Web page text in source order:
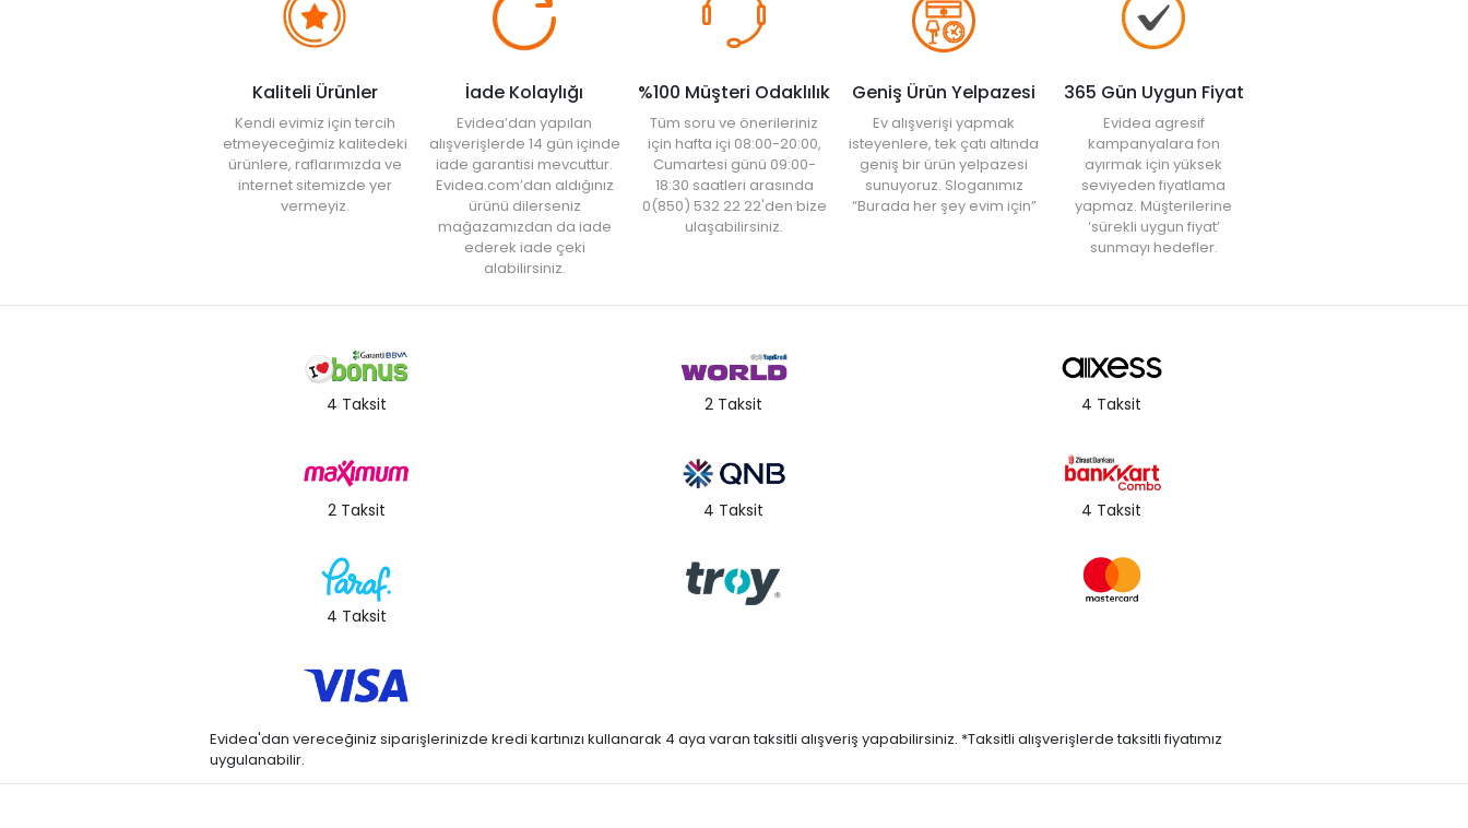
Kaliteli Ürünler
Kendi evimiz için tercih
etmeyeceğimiz kalitedeki
ürünlere, raflarımızda ve
internet sitemizde yer
vermeyiz.
İade Kolaylığı
Evidea’dan yapılan
alışverişlerde 14 gün içinde
iade garantisi mevcuttur.
Evidea.com’dan aldığınız
ürünü dilerseniz
mağazamızdan da iade
ederek iade çeki
alabilirsiniz.
%100 Müşteri Odaklılık
Tüm soru ve önerileriniz
için hafta içi 08:00-20:00,
Cumartesi günü 09:00-
18:30 saatleri arasında
0(850) 532 22 22'den bize
ulaşabilirsiniz.
Geniş Ürün Yelpazesi
Ev alışverişi yapmak
isteyenlere, tek çatı altında
geniş bir ürün yelpazesi
sunuyoruz. Sloganımız
“Burada her şey evim için”
365 Gün Uygun Fiyat
Evidea agresif
kampanyalara fon
ayırmak için yüksek
seviyeden fiyatlama
yapmaz. Müşterilerine
‘sürekli uygun fiyat’
sunmayı hedefler.
4 Taksit 2 Taksit 4 Taksit
2 Taksit 4 Taksit 4 Taksit
4 Taksit
Evidea'dan vereceğiniz siparişlerinizde kredi kartınızı kullanarak 4 aya varan taksitli alışveriş yapabilirsiniz. *Taksitli alışverişlerde taksitli fiyatımız
uygulanabilir.